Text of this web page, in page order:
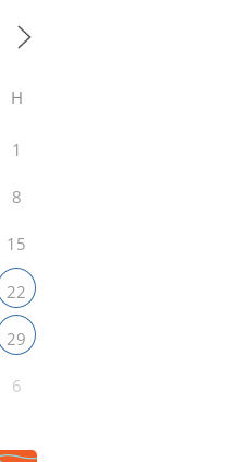
Н
1
8
15
22
29
6